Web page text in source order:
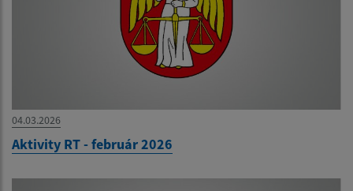
04.03.2026
Aktivity RT - február 2026